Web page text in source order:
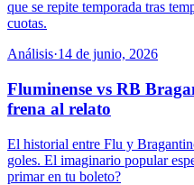
que se repite temporada tras
cuotas.
Análisis·14 de junio, 2026
Fluminense vs RB
frena al relato
El historial entre Flu y
goles. El imaginario popular
primar en tu boleto?